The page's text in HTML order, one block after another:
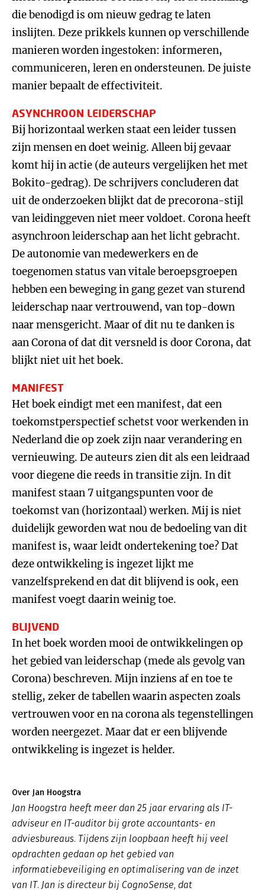
die benodigd is om nieuw gedrag te laten
inslijten. Deze prikkels kunnen op verschillende
manieren worden ingestoken: informeren,
communiceren, leren en ondersteunen. De juiste
manier bepaalt de effectiviteit.
ASYNCHROON LEIDERSCHAP
Bij horizontaal werken staat een leider tussen
zijn mensen en doet weinig. Alleen bij gevaar
komt hij in actie (de auteurs vergelijken het met
Bokito-gedrag). De schrijvers concluderen dat
uit de onderzoeken blijkt dat de precorona-stijl
van leidinggeven niet meer voldoet. Corona heeft
asynchroon leiderschap aan het licht gebracht.
De autonomie van medewerkers en de
toegenomen status van vitale beroepsgroepen
hebben een beweging in gang gezet van sturend
leiderschap naar vertrouwend, van top-down
naar mensgericht. Maar of dit nu te danken is
aan Corona of dat dit versneld is door Corona, dat
blijkt niet uit het boek.
MANIFEST
Het boek eindigt met een manifest, dat een
toekomstperspectief schetst voor werkenden in
Nederland die op zoek zijn naar verandering en
vernieuwing. De auteurs zien dit als een leidraad
voor diegene die reeds in transitie zijn. In dit
manifest staan 7 uitgangspunten voor de
toekomst van (horizontaal) werken. Mij is niet
duidelijk geworden wat nou de bedoeling van dit
manifest is, waar leidt ondertekening toe? Dat
deze ontwikkeling is ingezet lijkt me
vanzelfsprekend en dat dit blijvend is ook, een
manifest voegt daarin weinig toe.
BLIJVEND
In het boek worden mooi de ontwikkelingen op
het gebied van leiderschap (mede als gevolg van
Corona) beschreven. Mijn inziens af en toe te
stellig, zeker de tabellen waarin aspecten zoals
vertrouwen voor en na corona als tegenstellingen
worden neergezet. Maar dat er een blijvende
ontwikkeling is ingezet is helder.
Over Jan Hoogstra
Jan Hoogstra heeft meer dan 25 jaar ervaring als IT-
adviseur en IT-auditor bij grote accountants- en
adviesbureaus. Tijdens zijn loopbaan heeft hij veel
opdrachten gedaan op het gebied van
informatiebeveiliging en optimalisering van de inzet
van IT. Jan is directeur bij CognoSense, dat